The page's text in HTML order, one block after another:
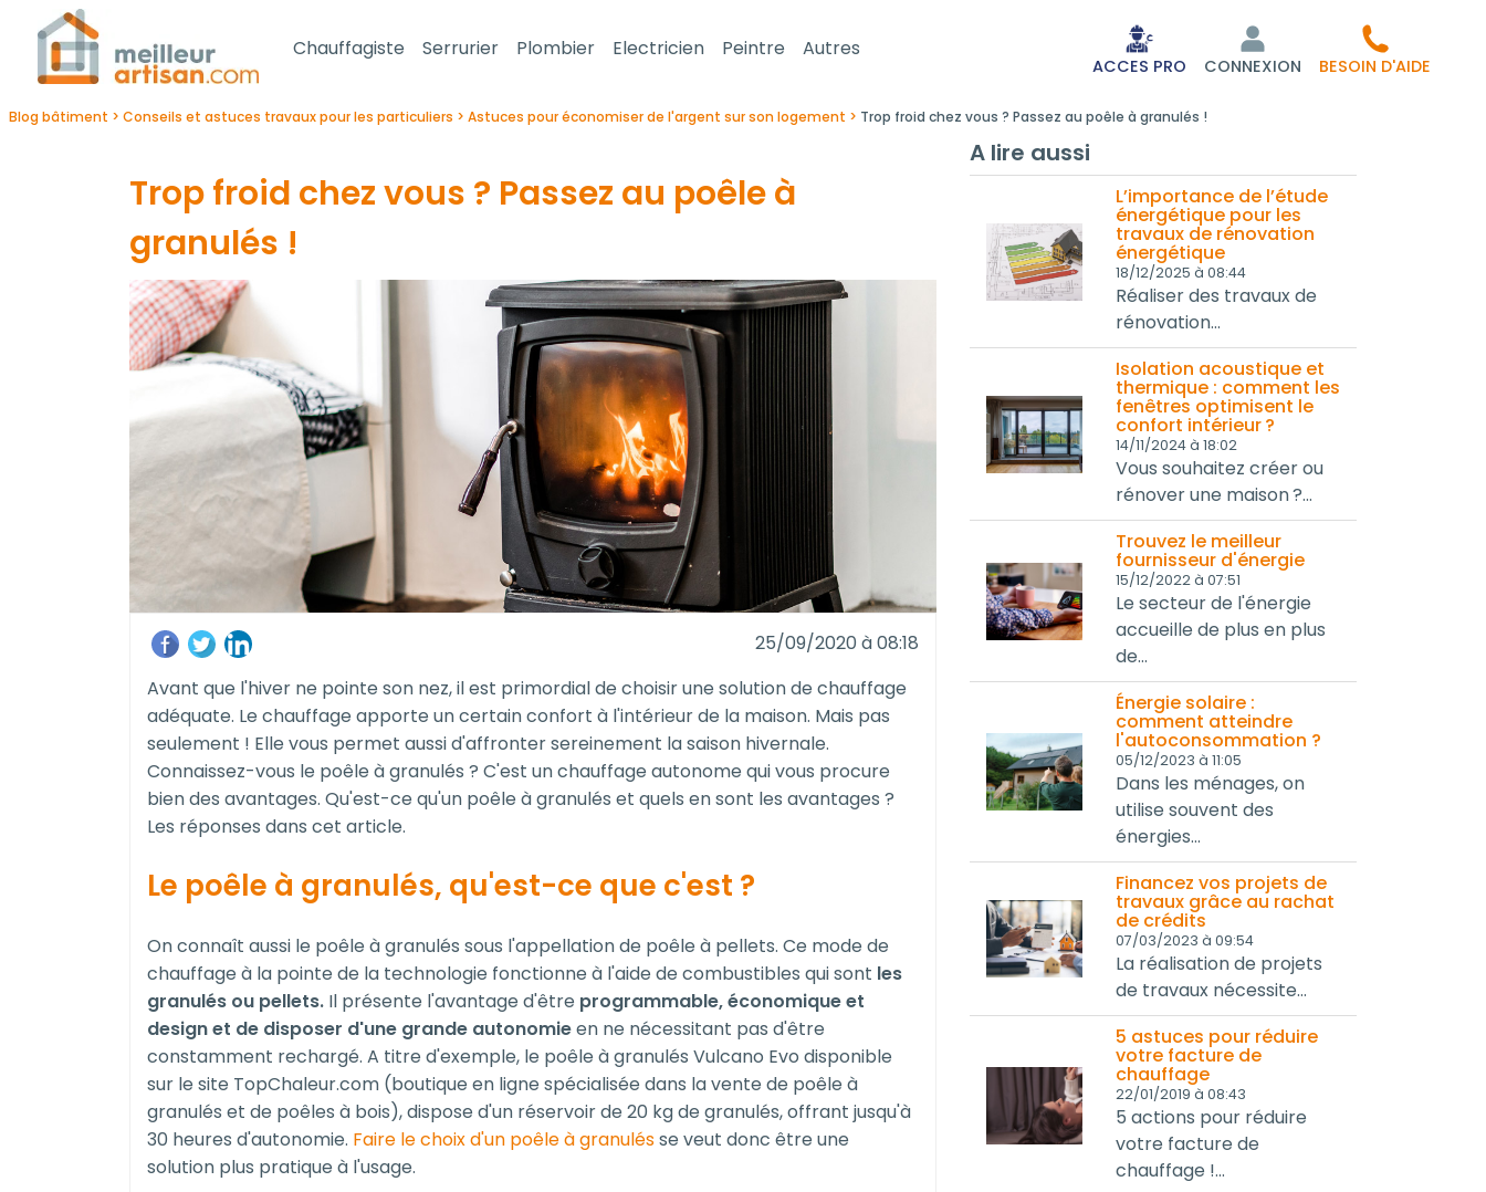
Chauffagiste Serrurier Plombier Electricien Peintre Autres
ACCES PRO CONNEXION BESOIN D'AIDE
Blog bâtiment Conseils et astuces travaux pour les particuliers Astuces pour économiser de l'argent sur son logement Trop froid chez vous ? Passez au poêle à granulés !
Trop froid chez vous ? Passez au poêle à
granulés !
25/09/2020 à 08:18
Avant que l'hiver ne pointe son nez, il est primordial de choisir une solution de chauffage
adéquate. Le chauffage apporte un certain confort à l'intérieur de la maison. Mais pas
seulement ! Elle vous permet aussi d'affronter sereinement la saison hivernale.
Connaissez-vous le poêle à granulés ? C'est un chauffage autonome qui vous procure
bien des avantages. Qu'est-ce qu'un poêle à granulés et quels en sont les avantages ?
Les réponses dans cet article.
Le poêle à granulés, qu'est-ce que c'est ?
On connaît aussi le poêle à granulés sous l'appellation de poêle à pellets. Ce mode de
chauffage à la pointe de la technologie fonctionne à l'aide de combustibles qui sont les
granulés ou pellets. Il présente l'avantage d'être programmable, économique et
design et de disposer d'une grande autonomieen ne nécessitant pas d'être
constamment rechargé. A titre d'exemple, le poêle à granulés Vulcano Evo disponible
sur le site TopChaleur.com (boutique en ligne spécialisée dans la vente de poêle à
granulés et de poêles à bois), dispose d'un réservoir de 20 kg de granulés, offrant jusqu'à
30 heures d'autonomie. Faire le choix d'un poêle à granulésse veut donc être une
solution plus pratique à l'usage.
A lire aussi
L’importance de l’étude
énergétique pour les
travaux de rénovation
énergétique
18/12/2025 à 08:44
Réaliser des travaux de
rénovation...
Isolation acoustique et
thermique : comment les
fenêtres optimisent le
confort intérieur ?
14/11/2024 à 18:02
Vous souhaitez créer ou
rénover une maison ?...
Trouvez le meilleur
fournisseur d'énergie
15/12/2022 à 07:51
Le secteur de l'énergie
accueille de plus en plus
de...
Énergie solaire :
comment atteindre
l'autoconsommation ?
05/12/2023 à 11:05
Dans les ménages, on
utilise souvent des
énergies...
Financez vos projets de
travaux grâce au rachat
de crédits
07/03/2023 à 09:54
La réalisation de projets
de travaux nécessite...
5 astuces pour réduire
votre facture de
chauffage
22/01/2019 à 08:43
5 actions pour réduire
votre facture de
chauffage !...